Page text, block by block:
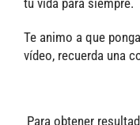
tu vida para siempre.
Te animo a que
vídeo, recuerda una
Para obtener